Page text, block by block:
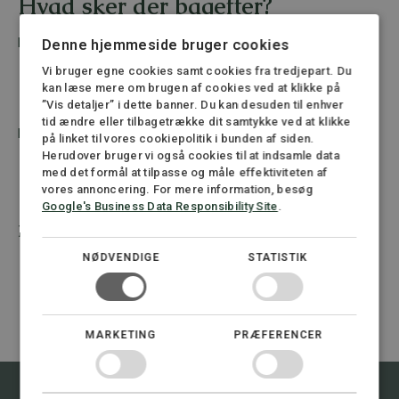
Hvad sker der bagefter?
Når skaden er anmeldt:
AES vurderer, om skaden kan anerkendes
Hvis skaden anerkendes, vurderes méngrad og evt.
erhvervsevnetab
Hele processen kan tage flere måneder eller længere.
Hvorfor skal du have enadvokat
med fra start?
Vi sikrer, at anmeldelsen er komplet og korrekt
Vi følger op og holder øje med frister og svar
Vi forhindrer, at sagen falder på tekniske fejl
Vi hjælper med dokumentation og dialog med AES
Denne hjemmeside bruger cookies
Vi bruger egne cookies samt cookies fra tredjepart. Du
kan læse mere om brugen af cookies ved at klikke på
”Vis detaljer” i dette banner. Du kan desuden til enhver
tid ændre eller tilbagetrække dit samtykke ved at klikke
på linket til vores cookiepolitik i bunden af siden.
Herudover bruger vi også cookies til at indsamle data
med det formål at tilpasse og måle effektiviteten af
vores annoncering. For mere information, besøg
Google's Business Data Responsibility Site.
NØDVENDIGE STATISTIK
MARKETING PRÆFERENCER